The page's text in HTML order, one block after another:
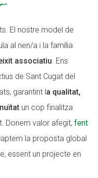
El nostre model de
al nen/a i la família
associatiu. Ens
de Sant Cugat del
garantint la qualitat,
un cop finalitza
Donem valor afegit, fent
la proposta global
essent un projecte en